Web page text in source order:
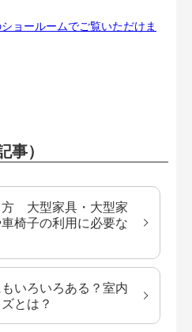
ョールームでご覧いただけま
事）
方 大型家具・大型家
椅子の利用に必要な
いろいろある？室内
とは？